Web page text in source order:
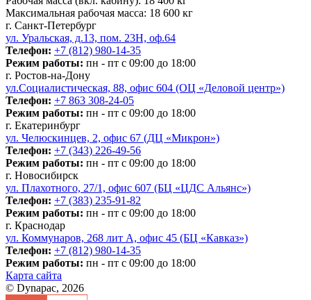
Максимальная рабочая масса: 18 600 кг
г. Санкт-Петербург
ул. Уральская, д.13, пом. 23Н, оф.64
Телефон: +7 (812) 980-14-35
Режим работы: пн - пт с 09:00 до 18:00
г. Ростов-на-Дону
ул.Социалистическая, 88, офис 604 (ОЦ «Деловой центр»)
Телефон: +7 863 308-24-05
Режим работы: пн - пт с 09:00 до 18:00
г. Екатеринбург
ул. Челюскинцев, 2, офис 67 (ДЦ «Микрон»)
Телефон: +7 (343) 226-49-56
Режим работы: пн - пт с 09:00 до 18:00
г. Новосибирск
ул. Плахотного, 27/1, офис 607 (БЦ «ЦДС Альянс»)
Телефон: +7 (383) 235-91-82
Режим работы: пн - пт с 09:00 до 18:00
г. Краснодар
ул. Коммунаров, 268 лит А, офис 45 (БЦ «Кавказ»)
Телефон: +7 (812) 980-14-35
Режим работы: пн - пт с 09:00 до 18:00
Карта сайта
© Dynapac, 2026